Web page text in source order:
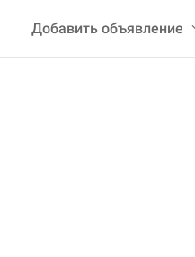
Добавить объявление